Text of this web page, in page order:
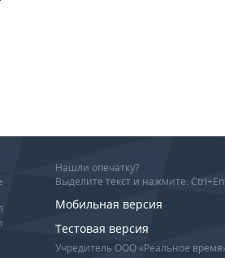
Нашли опечатку?
Выделите текст и нажмите:
Мобильная версия
Тестовая версия
Учредитель ООО «Реальное